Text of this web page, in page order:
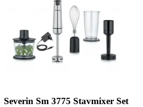
Severin Sm 3775 Stavmixer Set